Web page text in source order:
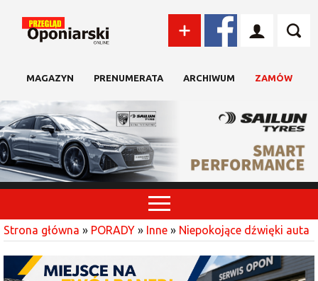
MAGAZYN PRENUMERATA ARCHIWUM ZAMÓW
Strona główna » PORADY » Inne » Niepokojące dźwięki auta